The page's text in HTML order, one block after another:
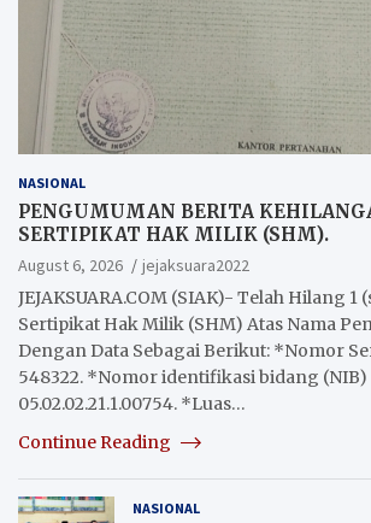
NASIONAL
PENGUMUMAN BERITA
SERTIPIKAT HAK MILIK (SHM).
August 6, 2026
jejaksuara2022
JEJAKSUARA.COM (SIAK)- Telah Hilang 1
Sertipikat Hak Milik (SHM) Atas Nama
Dengan Data Sebagai Berikut: *Nomor
548322. *Nomor identifikasi bidang (NIB)
05.02.02.21.1.00754. *Luas…
Continue Reading
NASIONAL